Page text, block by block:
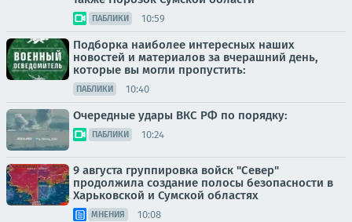
ПАБЛИКИ 10:59
Подборка наиболее интересных наших
новостей и материалов за вчерашний день,
которые вы могли пропустить:
ПАБЛИКИ 10:40
Очередные удары ВКС РФ по порядку:
ПАБЛИКИ 10:24
9 августа группировка войск "Север"
продолжила создание полосы безопасности в
Харьковской и Сумской областях
МНЕНИЯ 10:08